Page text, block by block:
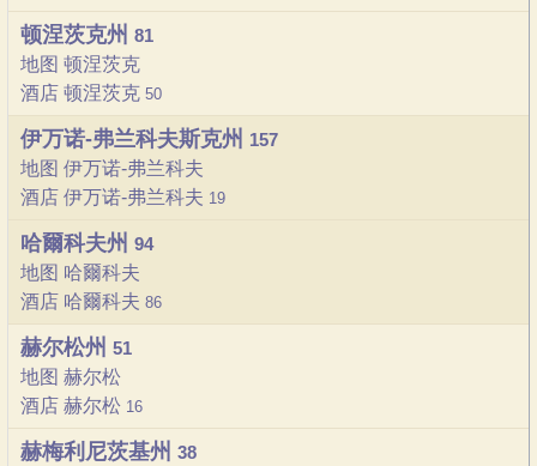
顿涅茨克州 81
地图 顿涅茨克
酒店 顿涅茨克 50
伊万诺-弗兰科夫斯克州 157
地图 伊万诺-弗兰科夫
酒店 伊万诺-弗兰科夫 19
哈爾科夫州 94
地图 哈爾科夫
酒店 哈爾科夫 86
赫尔松州 51
地图 赫尔松
酒店 赫尔松 16
赫梅利尼茨基州 38